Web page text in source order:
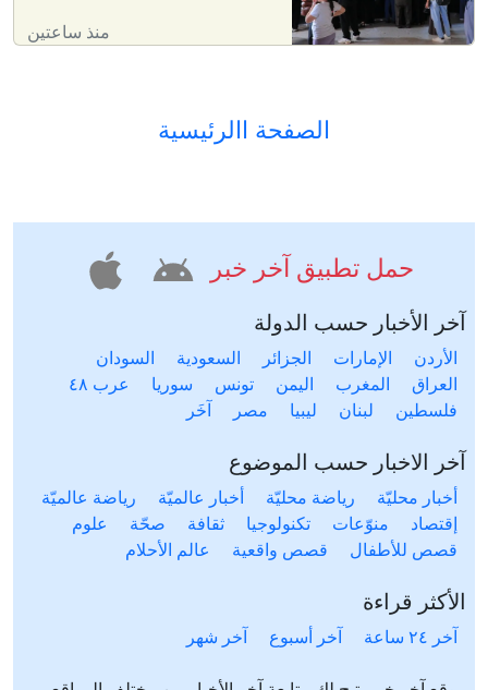
منذ ساعتين
الصفحة االرئيسية
حمل تطبيق آخر خبر
آخر الأخبار حسب الدولة
الأردن الإمارات الجزائر السعودية
السودان
العراق
المغرب اليمن تونس سوريا
عرب ٤٨
فلسطين
لبنان ليبيا مصر آخَر
آخر الاخبار حسب الموضوع
أخبار محليّة رياضة محليّة أخبار عالميّة
رياضة عالميّة
إقتصاد
منوّعات تكنولوجيا ثقافة صحّة
علوم
قصص للأطفال
قصص واقعية عالم الأحلام
الأكثر قراءة
آخر ٢٤ ساعة آخر أسبوع آخر شهر